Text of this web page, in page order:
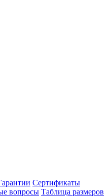
Сертификаты
вопросы Таблица размеров